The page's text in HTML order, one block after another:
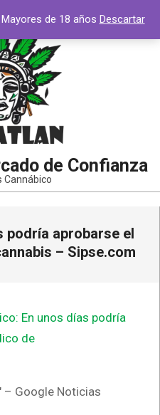
de Confianza
Cannábico
podría aprobarse el
– Sipse.com
En unos días podría
de
– Google Noticias
de 18 años Descartar